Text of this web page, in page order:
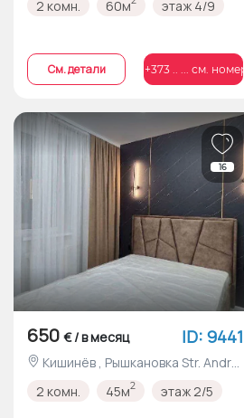
2 комн. 60м этаж 4/9
Cм. детали +373 .. ... см. номер
16
650 € / в месяц ID: 9441
2 комн. 45м2 этаж 2/5